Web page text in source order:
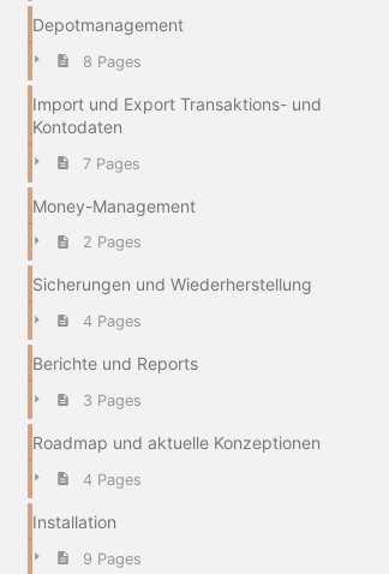
Depotmanagement
8 Pages
Import und Export Transaktions- und
Kontodaten
7 Pages
Money-Management
2 Pages
Sicherungen und Wiederherstellung
4 Pages
Berichte und Reports
3 Pages
Roadmap und aktuelle Konzeptionen
4 Pages
Installation
9 Pages